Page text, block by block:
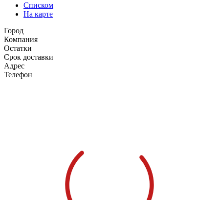
Списком
На карте
Город
Компания
Остатки
Срок доставки
Адрес
Телефон